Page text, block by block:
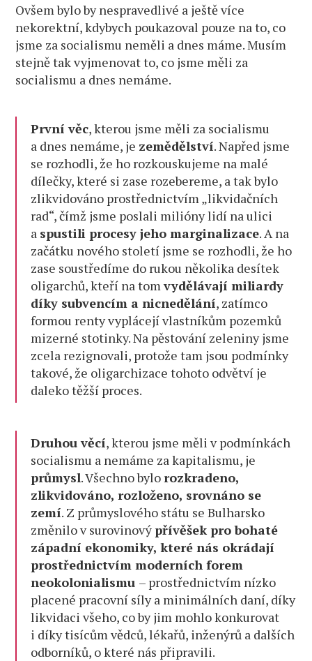
Ovšem bylo by nespravedlivé a ještě více
nekorektní, kdybych poukazoval pouze na to, co
jsme za socialismu neměli a dnes máme. Musím
stejně tak vyjmenovat to, co jsme měli za
socialismu a dnes nemáme.
První věc, kterou jsme měli za socialismu
a dnes nemáme, je zemědělství. Napřed jsme
se rozhodli, že ho rozkouskujeme na malé
dílečky, které si zase rozebereme, a tak bylo
zlikvidováno prostřednictvím „likvidačních
rad“, čímž jsme poslali milióny lidí na ulici
a spustili procesy jeho marginalizace. A na
začátku nového století jsme se rozhodli, že ho
zase soustředíme do rukou několika desítek
oligarchů, kteří na tomvydělávají miliardy
díky subvencím a nicnedělání, zatímco
formou renty vyplácejí vlastníkům pozemků
mizerné stotinky. Na pěstování zeleniny jsme
zcela rezignovali, protože tam jsou podmínky
takové, že oligarchizace tohoto odvětví je
daleko těžší proces.
Druhou věcí, kterou jsme měli v podmínkách
socialismu a nemáme za kapitalismu, je
průmysl. Všechno bylo rozkradeno,
zlikvidováno, rozloženo, srovnáno se
zemí. Z průmyslového státu se Bulharsko
změnilo v surovinový přívěšek pro bohaté
západní ekonomiky, které nás okrádají
prostřednictvím moderních forem
neokolonialismu – prostřednictvím nízko
placené pracovní síly a minimálních daní, díky
likvidaci všeho, co by jim mohlo konkurovat
i díky tisícům vědců, lékařů, inženýrů a dalších
odborníků, o které nás připravili.